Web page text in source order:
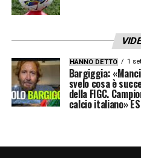
HANNO DETTO 1
Bargiggia:
svelo cosa è
della FIGC.
calcio italiano»